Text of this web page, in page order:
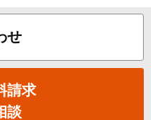
せ
請求
談